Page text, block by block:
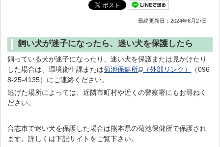
最終更新日：2024年6月27日
飼い犬が迷子になったら、迷い犬を保護したら
飼っている犬が迷子になったり、迷い犬を保護または見かけたり
した場合は、環境衛生課または菊池保健所 （外部リンク）
（096
8-25-4135）にご連絡ください。
逃げた場所によっては、近隣市町村や近くの警察署にもお尋ねく
ださい。
合志市で迷い犬を保護した場合は熊本県の菊池保健所で保護され
ます。詳しくは下記サイトをご覧下さい。